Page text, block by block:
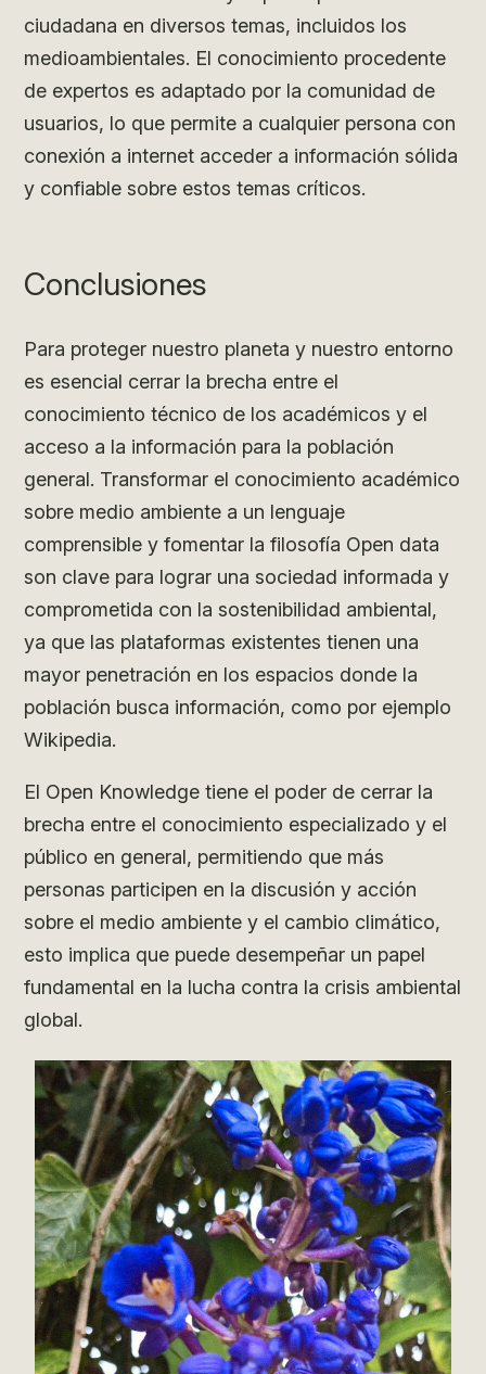
ciudadana en diversos temas, incluidos los
medioambientales. El conocimiento procedente
de expertos es adaptado por la comunidad de
usuarios, lo que permite a cualquier persona con
conexión a internet acceder a información sólida
y confiable sobre estos temas críticos.
Conclusiones
Para proteger nuestro planeta y nuestro entorno
es esencial cerrar la brecha entre el
conocimiento técnico de los académicos y el
acceso a la información para la población
general. Transformar el conocimiento académico
sobre medio ambiente a un lenguaje
comprensible y fomentar la filosofía Open data
son clave para lograr una sociedad informada y
comprometida con la sostenibilidad ambiental,
ya que las plataformas existentes tienen una
mayor penetración en los espacios donde la
población busca información, como por ejemplo
Wikipedia.
El Open Knowledge tiene el poder de cerrar la
brecha entre el conocimiento especializado y el
público en general, permitiendo que más
personas participen en la discusión y acción
sobre el medio ambiente y el cambio climático,
esto implica que puede desempeñar un papel
fundamental en la lucha contra la crisis ambiental
global.